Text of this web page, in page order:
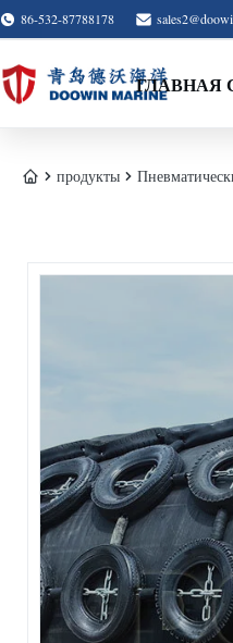
86-532-87788178
ГЛАВНАЯ
продукты